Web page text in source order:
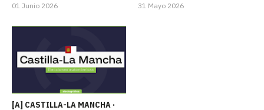
01 Junio 2026 31 Mayo 2026
[A] CASTILLA-LA MANCHA ·